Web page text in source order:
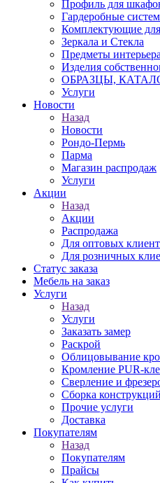
Профиль для
Гардеробные
Комплектующие
Зеркала и Стекла
Предметы интерьера
Изделия
ОБРАЗЦЫ,
Услуги
Новости
Назад
Новости
Рондо-Пермь
Парма
Магазин распродаж
Услуги
Акции
Назад
Акции
Распродажа
Для оптовых
Для розничных
Статус заказа
Мебель на заказ
Услуги
Назад
Услуги
Заказать замер
Раскрой
Облицовывание
Кромление PUR-
Сверление и
Сборка конструкций
Прочие услуги
Доставка
Покупателям
Назад
Покупателям
Прайсы